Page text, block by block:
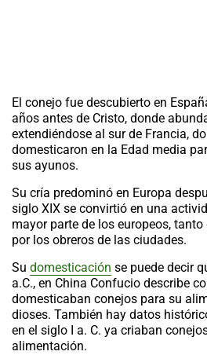
El conejo fue descubierto en
años antes de Cristo, donde
extendiéndose al sur de Francia,
domesticaron en la Edad media
sus ayunos.
Su cría predominó en Europa
siglo XIX se convirtió en una
mayor parte de los europeos,
por los obreros de las ciudades.
Su domesticación se puede decir
a.C., en China Confucio describe
domesticaban conejos para su
dioses. También hay datos
en el siglo I a. C. ya criaban
alimentación.